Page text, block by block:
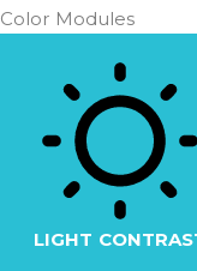
Color Modules
LIGHT